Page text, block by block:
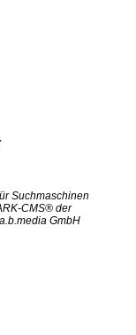
Suchmaschinen
CMS® der
GmbH